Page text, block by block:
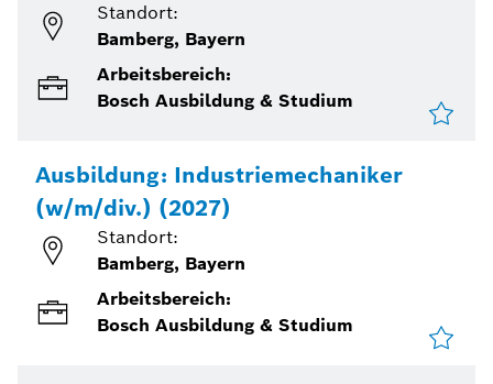
Standort:
Bamberg, Bayern
Arbeitsbereich:
Bosch Ausbildung & Studium
Ausbildung: Industriemechaniker
(w/m/div.) (2027)
Standort:
Bamberg, Bayern
Arbeitsbereich:
Bosch Ausbildung & Studium